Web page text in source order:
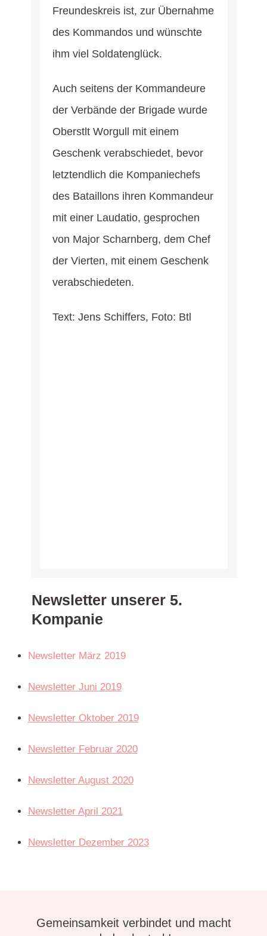
Freundeskreis ist, zur Übernahme
des Kommandos und wünschte
ihm viel Soldatenglück.
Auch seitens der Kommandeure
der Verbände der Brigade wurde
Oberstlt Worgull mit einem
Geschenk verabschiedet, bevor
letztendlich die Kompaniechefs
des Bataillons ihren Kommandeur
mit einer Laudatio, gesprochen
von Major Scharnberg, dem Chef
der Vierten, mit einem Geschenk
verabschiedeten.
Text: Jens Schiffers, Foto: Btl
Newsletter unserer 5.
Kompanie
Newsletter März 2019
Newsletter Juni 2019
Newsletter Oktober 2019
Newsletter Februar 2020
Newsletter August 2020
Newsletter April 2021
Newsletter Dezember 2023
Gemeinsamkeit verbindet und macht